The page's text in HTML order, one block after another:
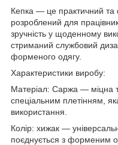
Кепка — це практичний та
розроблений для
зручність у щоденному
стриманий службовий
форменого одягу.
Характеристики виробу:
Матеріал: Саржа — міцна
спеціальним плетінням,
використання.
Колір: хижак —
поєднується з форменим